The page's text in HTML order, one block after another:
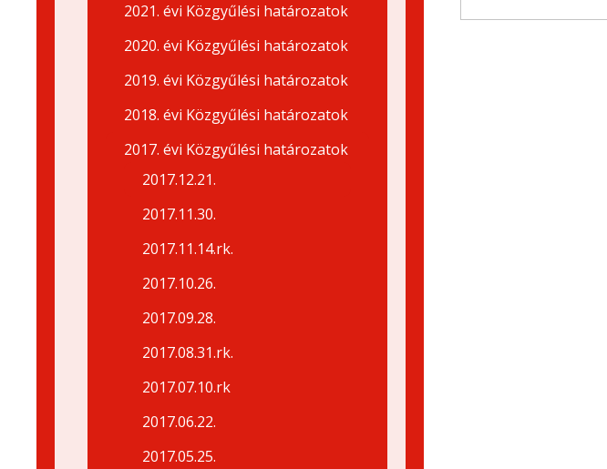
2021. évi Közgyűlési határozatok
2020. évi Közgyűlési határozatok
2019. évi Közgyűlési határozatok
2018. évi Közgyűlési határozatok
2017. évi Közgyűlési határozatok
2017.12.21.
2017.11.30.
2017.11.14.rk.
2017.10.26.
2017.09.28.
2017.08.31.rk.
2017.07.10.rk
2017.06.22.
2017.05.25.